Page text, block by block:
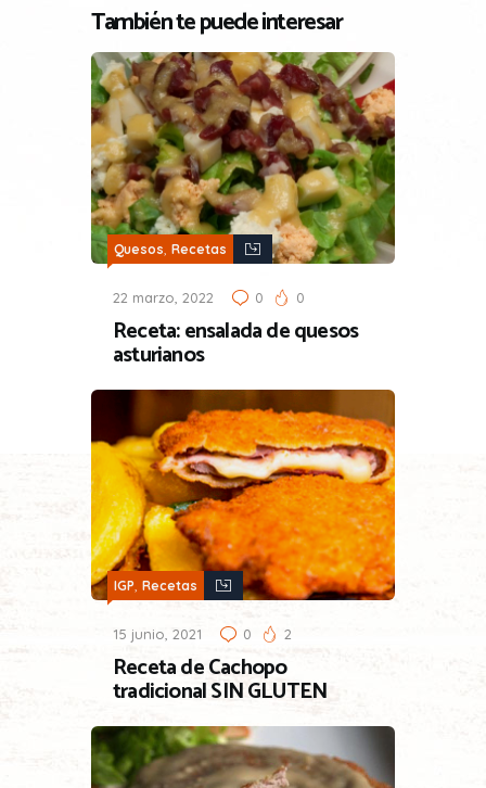
También te puede interesar
Quesos, Recetas
22 marzo, 2022 0 0
Receta: ensalada de quesos
asturianos
IGP, Recetas
15 junio, 2021 0 2
Receta de Cachopo
tradicional SIN GLUTEN